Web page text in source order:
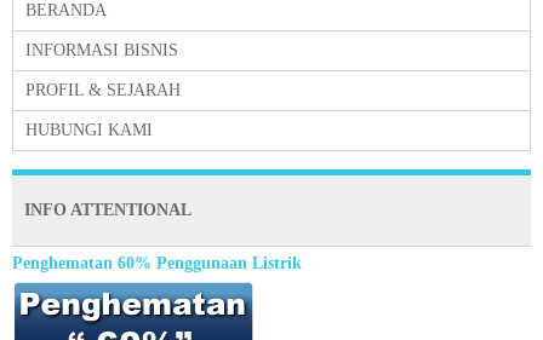
BERANDA
INFORMASI BISNIS
PROFIL & SEJARAH
HUBUNGI KAMI
INFO ATTENTIONAL
Penghematan 60% Penggunaan Listrik